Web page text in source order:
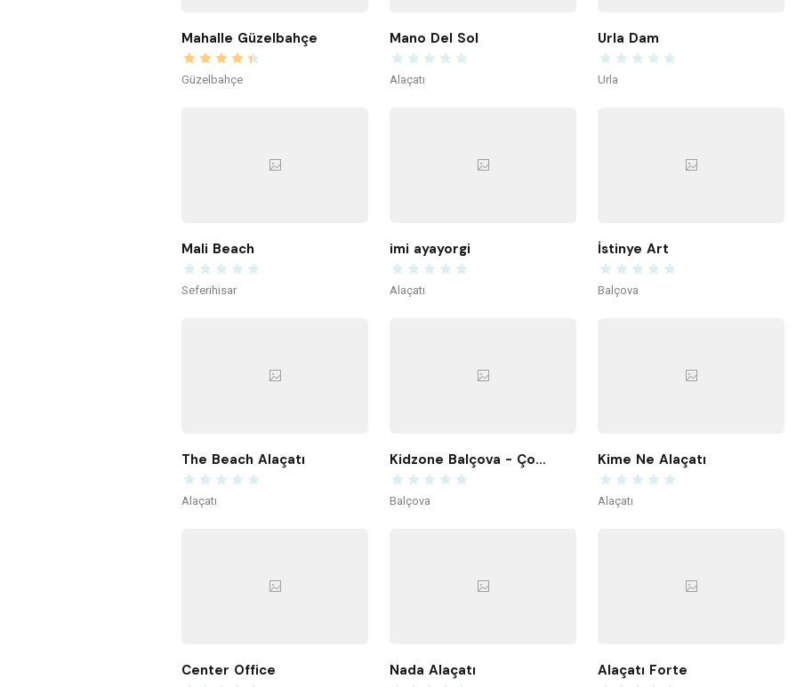
Mahalle Güzelbahçe
Güzelbahçe
Mano Del Sol
Alaçatı
Urla Dam
Urla
Mali Beach
Seferihisar
imi ayayorgi
Alaçatı
İstinye Art
Balçova
The Beach Alaçatı
Alaçatı
Kidzone Balçova - Çocuk Gelişim ve Aktivite Merkezi
Balçova
Kime Ne Alaçatı
Alaçatı
Center Office Nada Alaçatı Alaçatı Forte